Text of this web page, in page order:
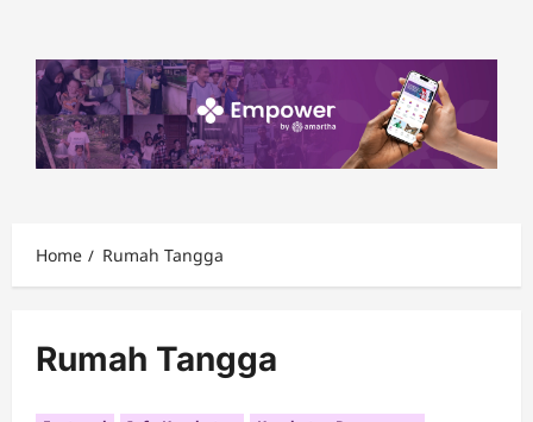
content
Home Rumah Tangga
Rumah Tangga